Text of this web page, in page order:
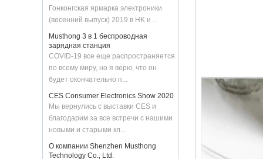
и офисного
использования (MH-
D85)
Многофункциональный
складной магнитный
коврик для мыши с
беспроводным
и небольшой
компьютерный стол с
кронштейном DE для
офисного
использования (MH-
D90)
(весенний выпуск) 2019 в HK и ...
Musthong 3 в 1 беспроводная
COVID-19 все еще распространяется
по всему миру, но я верю, что он
будет окончательно п...
CES Consumer Electronics Show 2020
Мы вернулись с выставки CES и
благодарим за все встречи с нашими
новыми и старыми кл...
О компании Shenzhen Musthong
Шэньчжэнь Musthong технологии Лтд